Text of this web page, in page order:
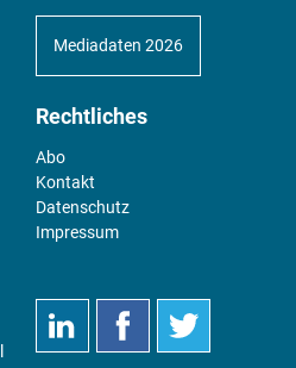
Mediadaten 2026
Rechtliches
Abo
Kontakt
Datenschutz
Impressum